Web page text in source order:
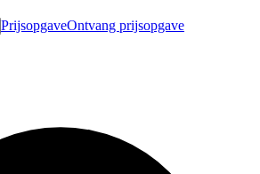
PrijsopgaveOntvang prijsopgave